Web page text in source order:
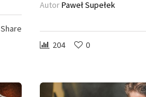
Share
AutorPaweł Supełek
204 0